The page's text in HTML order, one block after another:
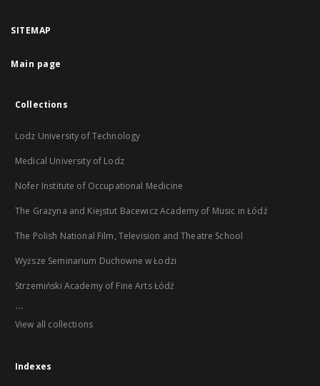
SITEMAP
Main page
Collections
Lodz University of Technology
Medical University of Lodz
Nofer Institute of Occupational Medicine
The Grażyna and Kiejstut Bacewicz Academy of Music in Łódź
The Polish National Film, Television and Theatre School
Wyższe Seminarium Duchowne w Łodzi
Strzemiński Academy of Fine Arts Łódź
...
View all collections
Indexes